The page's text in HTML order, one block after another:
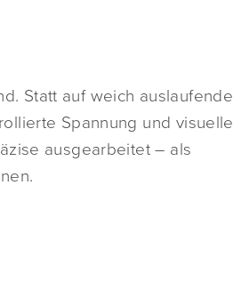
Statt auf weich auslaufende
Spannung und visuelle
ausgearbeitet – als